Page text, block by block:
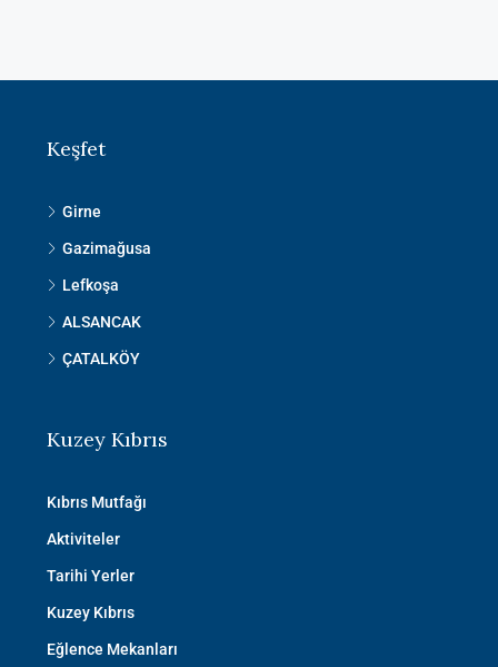
Keşfet
Girne
Gazimağusa
Lefkoşa
ALSANCAK
ÇATALKÖY
Kuzey Kıbrıs
Kıbrıs Mutfağı
Aktiviteler
Tarihi Yerler
Kuzey Kıbrıs
Eğlence Mekanları